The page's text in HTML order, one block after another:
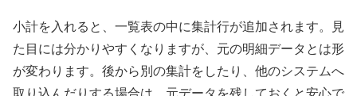
小計を入れると、一覧表の中に集計行が追加されます。見
た目には分かりやすくなりますが、元の明細データとは形
が変わります。後から別の集計をしたり、他のシステムへ
取り込んだりする場合は、元データを残しておくと安心で